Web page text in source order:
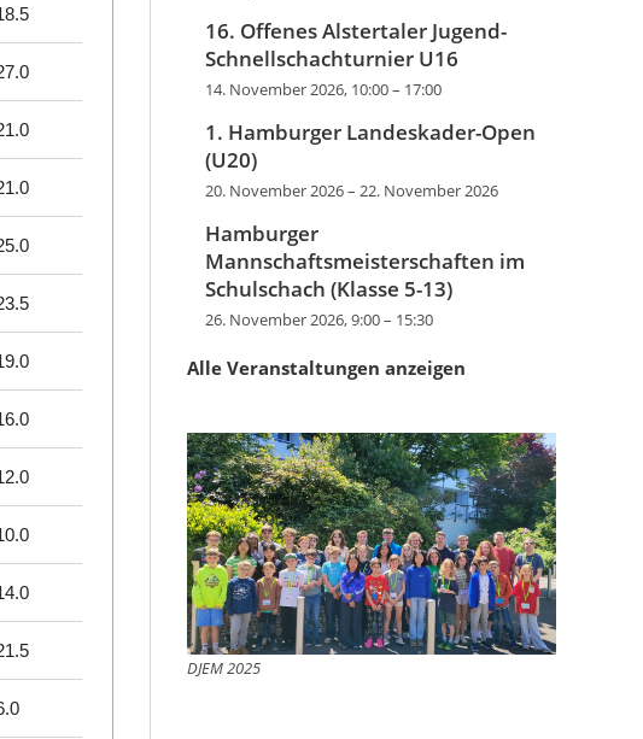
16. Offenes Alstertaler Jugend-
Schnellschachturnier U16
14. November 2026, 10:00– 17:00
1. Hamburger Landeskader-Open
(U20)
20. November 2026– 22. November 2026
Hamburger
Mannschaftsmeisterschaften im
Schulschach (Klasse 5-13)
26. November 2026, 9:00– 15:30
Alle Veranstaltungen anzeigen
DJEM 2025